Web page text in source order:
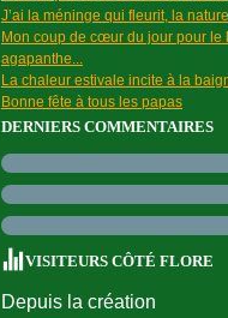
J’ai la méninge qui fleurit, la
Mon coup de cœur du jour pour le
agapanthe...
La chaleur estivale incite à la
Bonne fête à tous les papas
DERNIERS COMMENTAIRES
VISITEURS CÔTÉ FLORE
Depuis la création